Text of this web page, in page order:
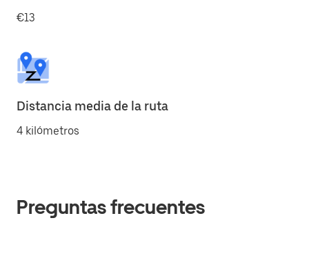
€13
Distancia media de la ruta
4 kilómetros
Preguntas frecuentes